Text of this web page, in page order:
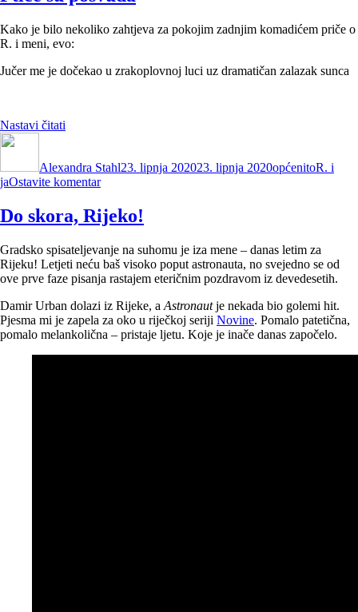
Kako je bilo nekoliko zahtjeva za pokojim zadnjim komadićem priče o
R. i meni, evo:
Jučer me je dočekao u zrakoplovnoj luci uz dramatičan zalazak sunca
Nastavi čitati
Alexandra Stahl23. lipnja 202023. lipnja 2020općenitoR. i
jaOstavite komentarna
su
posvuda
Do skora, Rijeko!
Gradsko spisateljevanje na suhomu je iza mene – danas letim za
Rijeku! Letjeti neću baš visoko poput astronauta, no svejedno se od
ove prve faze pisanja rastajem eteričnim pozdravom iz devedesetih.
Damir Urban dolazi iz Rijeke, a Astronautje nekada bio golemi hit.
Pjesma mi je zapela za oko u riječkoj seriji Novine. Pomalo patetična,
pomalo melankolična – pristaje ljetu. Koje je inače danas započelo.